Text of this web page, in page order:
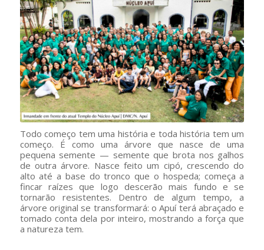
Todo começo tem uma história e toda história tem um
começo. É como uma árvore que nasce de uma
pequena semente — semente que brota nos galhos
de outra árvore. Nasce feito um cipó, crescendo do
alto até a base do tronco que o hospeda; começa a
fincar raízes que logo descerão mais fundo e se
tornarão resistentes. Dentro de algum tempo, a
árvore original se transformará: o Apuí terá abraçado e
tomado conta dela por inteiro, mostrando a força que
a natureza tem.